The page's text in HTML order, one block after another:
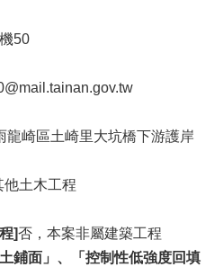
50
龍崎區土崎里大坑橋下游護岸
他土木工程
]否，本案非屬建築工程
鋪面」、「控制性低強度回填